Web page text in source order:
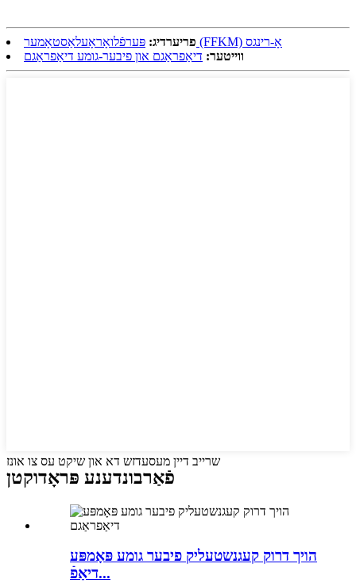
פריערדיג:
פּערפֿלואָראָעלאַסטאָמער (FFKM) אָ-רינגס
ווייטער: דיאַפראַגם און פיבער-גומע דיאַפראַגם
שרייב דיין מעסעדזש דא און שיקט עס צו אונז
פֿאַרבונדענע פּראָדוקטן
הויך דרוק קעגנשטעליק פיבער גומע פּאָמפּע
דיאַפֿ...